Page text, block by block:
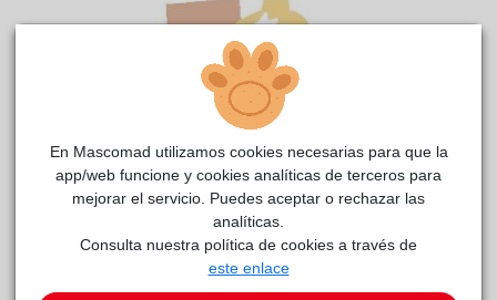
MÓDENAreside actualmente en el centro de acogida
En Mascomad utilizamos cookies necesarias para que la
app/web funcione y cookies analíticas de terceros para
mejorar el servicio. Puedes aceptar o rechazar las
analíticas.
Consulta nuestra política de cookies a través de
este enlace